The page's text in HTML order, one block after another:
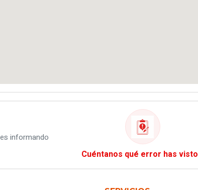
informando
Cuéntanos qué error has visto